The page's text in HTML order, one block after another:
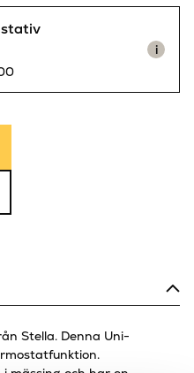
i
Stella. Denna Uni-